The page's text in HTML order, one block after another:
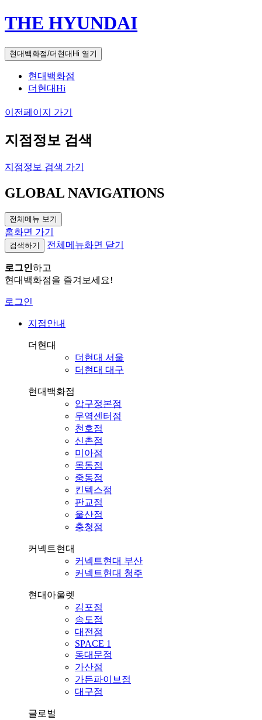
THE HYUNDAI
현대백화점/더현대Hi 열기
현대백화점
더현대Hi
이전페이지 가기
지점정보 검색
지점정보 검색 가기
GLOBAL NAVIGATIONS
전체메뉴 보기
홈화면 가기
검색하기 전체메뉴화면 닫기
로그인하고
현대백화점을 즐겨보세요!
로그인
지점안내
더현대
더현대 서울
더현대 대구
현대백화점
압구정본점
무역센터점
천호점
신촌점
미아점
목동점
중동점
킨텍스점
판교점
울산점
충청점
커넥트현대
커넥트현대 부산
커넥트현대 청주
현대아울렛
김포점
송도점
대전점
SPACE 1
동대문점
가산점
가든파이브점
대구점
글로벌